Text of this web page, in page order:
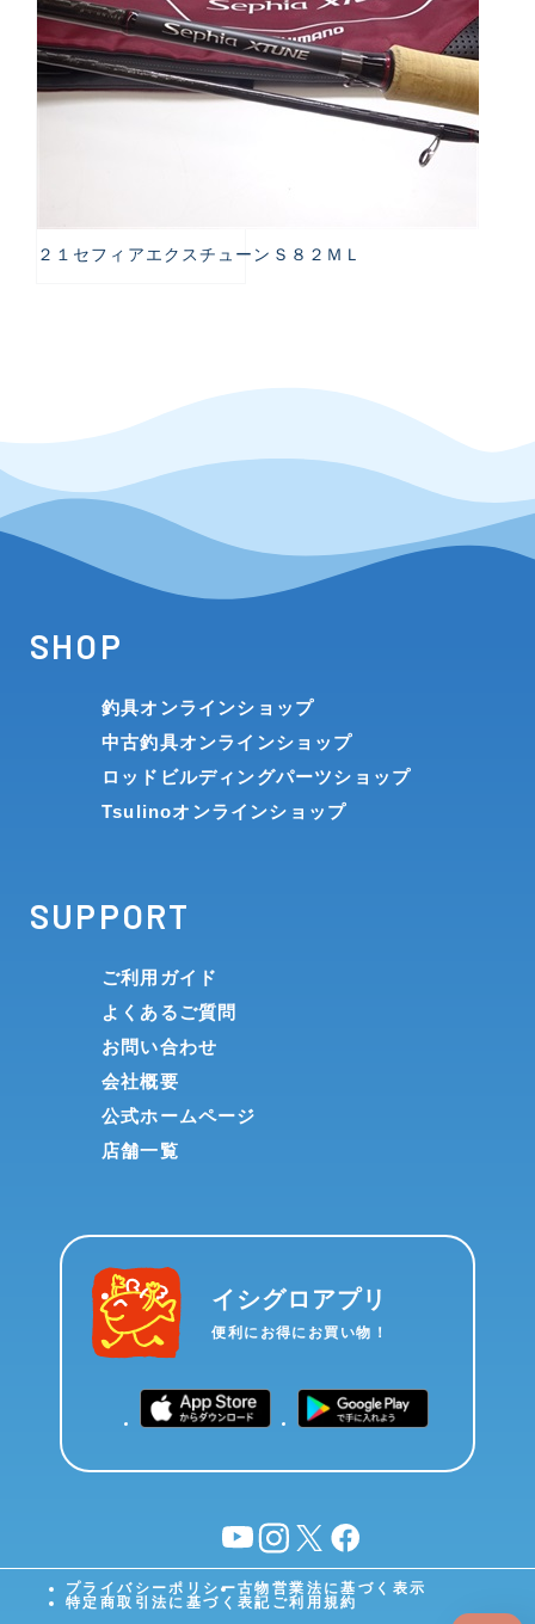
２１セフィアエクスチューンＳ８２ＭＬ
SHOP
釣具オンラインショップ
中古釣具オンラインショップ
ロッドビルディングパーツショップ
Tsulinoオンラインショップ
SUPPORT
ご利用ガイド
よくあるご質問
お問い合わせ
会社概要
公式ホームページ
店舗一覧
イシグロアプリ
便利にお得にお買い物！
YouTubeinstagram
X facebook
プライバシーポリシー古物営業法に基づく表示
特定商取引法に基づく表記 ご利用規約